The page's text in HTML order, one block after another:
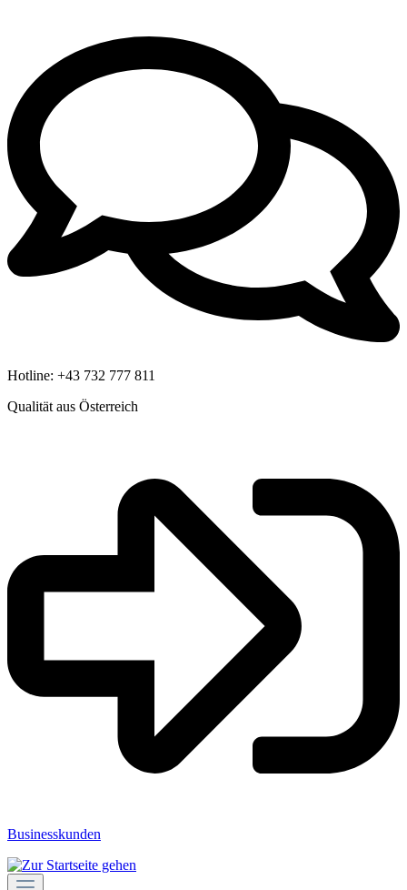
Hotline: +43 732 777 811
Qualität aus Österreich
Businesskunden